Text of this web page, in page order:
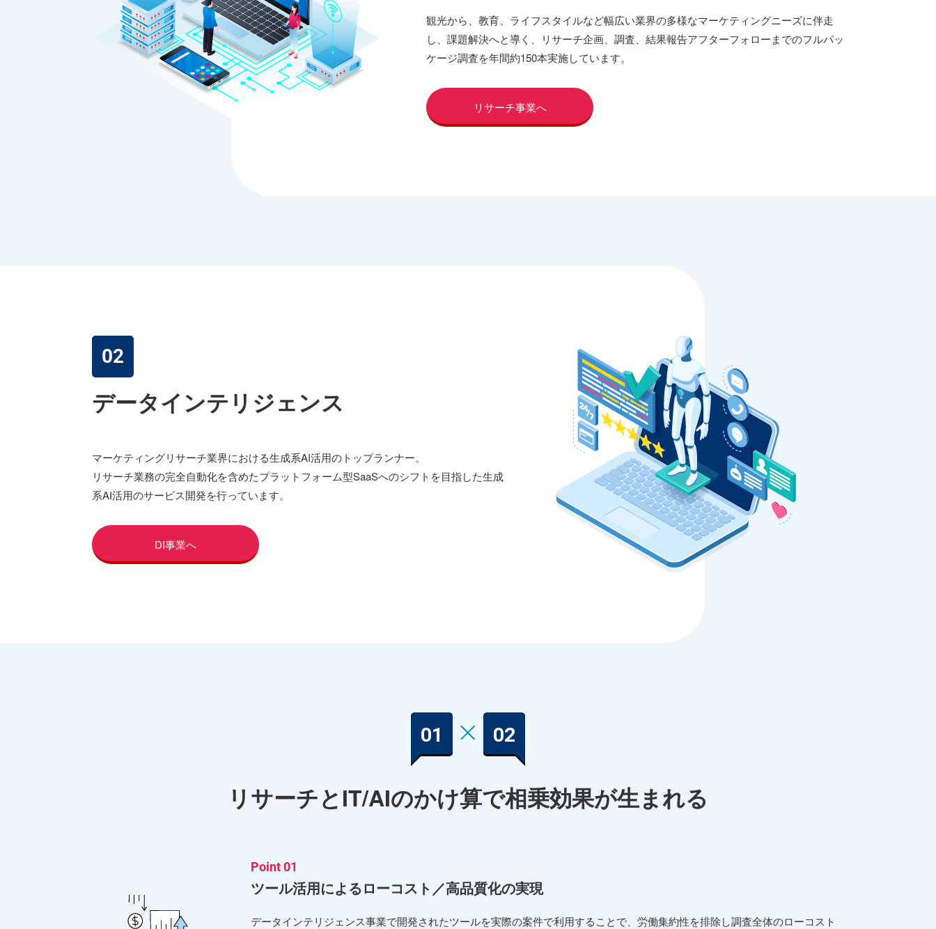
観光から、教育、ライフスタイルなど幅広い業界の多様なマーケティングニーズに伴走
し、課題解決へと導く、リサーチ企画、調査、結果報告アフターフォローまでのフルパッ
ケージ調査を年間約150本実施しています。
リサーチ事業へ
02
データインテリジェンス
マーケティングリサーチ業界における生成系AI活用のトップランナー。
リサーチ業務の完全自動化を含めたプラットフォーム型SaaSへのシフトを目指した生成
系AI活用のサービス開発を行っています。
DI事業へ
リサーチとIT/AIのかけ算で相乗効果が生まれる
Point 01
ツール活用によるローコスト／高品質化の実現
データインテリジェンス事業で開発されたツールを実際の案件で利用することで、労働集約性を排除し調査全体のローコスト